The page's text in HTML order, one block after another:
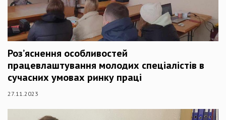
Роз’яснення особливостей
працевлаштування молодих спеціалістів в
сучасних умовах ринку праці
27.11.2023